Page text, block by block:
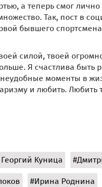
а теперь смог лично
Так, пост в
бывшего спортсмена
силой, твоей
Я счастлива быть
моменты в
и любить. Любить
Куница
#Ирина Роднина